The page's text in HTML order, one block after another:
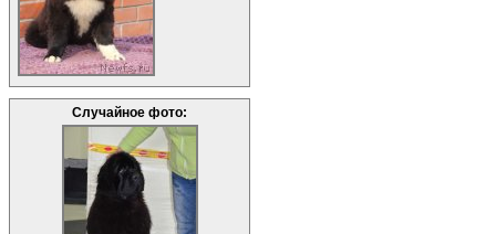
Случайное фото: